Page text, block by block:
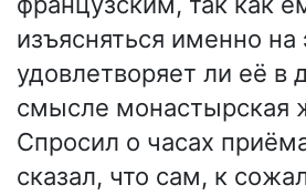
изъясняться именно на
удовлетворяет ли её в
смысле монастырская
Спросил о часах
сказал, что сам, к